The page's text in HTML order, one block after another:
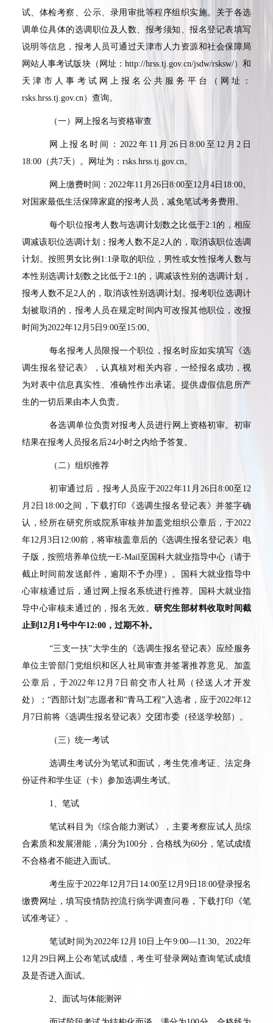
试、体检考察、公示、录用审批等程序组织实施。关于各选
调单位具体的选调职位及人数、报考须知、报名登记表填写
说明等信息，报考人员可通过天津市人力资源和社会保障局
网站人事考试版块（网址： http://hrss.tj.gov.cn/jsdw/rsksw/）和
天津市人事考试网上报名公共服务平台（网址：
rsks.hrss.tj.gov.cn）查询。
（一）网上报名与资格审查
网上报名时间：2022 年 11 月 26日 8:00至 12 月2 日
18:00 （共7天）。网址为： rsks.hrss.tj.gov.cn。
网上缴费时间：2022年11 月 26日 8:00至 12月 4日 18:00。
对国家最低生活保障家庭的报考人员，减免笔试考务费用。
每个职位报考人数与选调计划数之比低于2:1的，相应
调减该职位选调计划；报考人数不足2人的，取消该职位选调
计划。按照男女比例 1:1录取的职位，男性或女性报考人数与
本性别选调计划数之比低于2:1的，调减该性别的选调计划，
报考人数不足2人的，取消该性别选调计划。报考职位选调计
划被取消的，报考人员在规定时间内可改报其他职位，改报
时间为2022年12月 5 日 9:00至 15:00。
每名报考人员限报一个职位，报名时应如实填写《选
调生报名登记表》，认真核对相关内容，一经报名成功，视
为对表中信息真实性、准确性作出承诺。提供虚假信息所产
生的一切后果由本人负责。
各选调单位负责对报考人员进行网上资格初审。初审
结果在报考人员报名后24小时之内给予答复。
（二）组织推荐
初审通过后，报考人员应于2022年11 月 26日 8:00至 12
月 2日 18:00之间，下载打印《选调生报名登记表》并签字确
认，经所在研究所或院系审核并加盖党组织公章后，于2022
年12月3 日 12:00前，将审核盖章后的《选调生报名登记表》电
子版，按照培养单位统一E-Mail至国科大就业指导中心（请于
截止时间前发送邮件，逾期不予办理）。国科大就业指导中
心审核通过后，通过网上报名系统进行推荐。国科大就业指
导中心审核未通过的，报名无效。研究生部材料收取时间截
止到 12月 1号中午12:00 ，过期不补。
“三支一扶”大学生的《选调生报名登记表》应经服务
单位主管部门党组织和区人社局审查并签署推荐意见、加盖
公章后，于2022年12 月 7日前交市人社局（径送人才开发
处）；“西部计划 ”志愿者和“青马工程”入选者，应于2022年12
月 7 日前将《选调生报名登记表》交团市委（径送学校部）。
（三）统一考试
选调生考试分为笔试和面试，考生凭准考证、法定身
份证件和学生证（卡）参加选调生考试。
1、笔试
笔试科目为《综合能力测试》，主要考察应试人员综
合素质和发展潜能，满分为100分，合格线为60分，笔试成绩
不合格者不能进入面试。
考生应于2022年12月 7 日 14:00至 12月 9日 18:00登录报名
缴费网址，填写疫情防控流行病学调查问卷，下载打印《笔
试准考证》。
笔试时间为2022年12月 10日上午9:00—11:30。 2022年
12月 29日网上公布笔试成绩，考生可登录网站查询笔试成绩
及是否进入面试。
2、面试与体能测评